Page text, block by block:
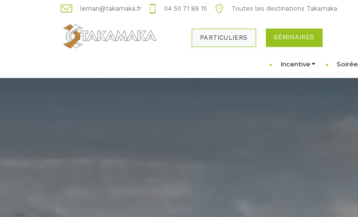
leman@takamaka.fr 04 50 71 89 15 Toutes les destinations Takamaka
PARTICULIERS SÉMINAIRES
Incentive Soirée